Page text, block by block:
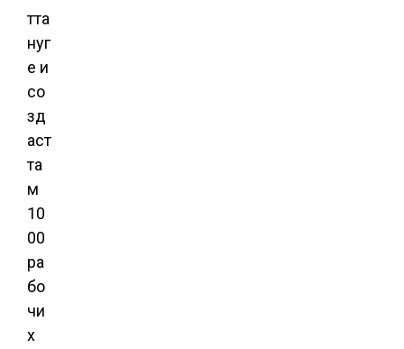
тта
нуг
е и
со
зд
аст
та
м
10
00
ра
бо
чи
х